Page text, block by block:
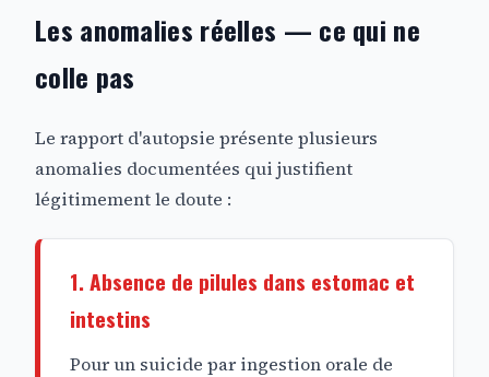
Les anomalies réelles — ce qui ne
colle pas
Le rapport d'autopsie présente plusieurs
anomalies documentées qui justifient
légitimement le doute :
1. Absence de pilules dans estomac et
intestins
Pour un suicide par ingestion orale de